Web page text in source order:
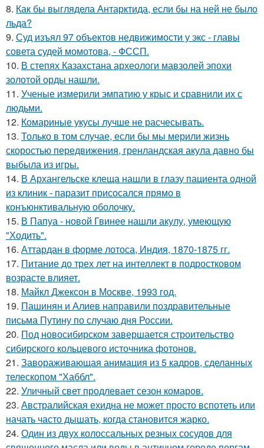
8. Как бы выглядела Антарктида, если бы на ней не было
льда?
9. Суд изъял 97 объектов недвижимости у экс - главы
совета судей момотова, - ФССП.
10. В степях Казахстана археологи мавзолей эпохи
золотой орды нашли.
11. Ученые измерили эмпатию у крыс и сравнили их с
людьми.
12. Комариные укусы лучше не расчесывать.
13. Только в том случае, если бы мы мерили жизнь
скоростью передвижения, гренландская акула давно бы
выбыла из игры.
14. В Архангельске клеща нашли в глазу пациента одной
из клиник - паразит присосался прямо в
конъюнктивальную оболочку.
15. В Папуа - новой Гвинее нашли акулу, умеющую
"Ходить".
16. Аттардан в форме лотоса, Индия, 1870-1875 гг.
17. Питание до трех лет на интеллект в подростковом
возрасте влияет.
18. Майкл Джексон в Москве, 1993 год.
19. Пашинян и Алиев направили поздравительные
письма Путину по случаю дня России.
20. Под новосибирском завершается строительство
сибирского кольцевого источника фотонов.
21. Завораживающая анимация из 5 кадров, сделанных
телескопом "Хаббл".
22. Уличный свет продлевает сезон комаров.
23. Австралийская ехидна не может просто вспотеть или
начать часто дышать, когда становится жарко.
24. Один из двух колоссальных резных сосудов для